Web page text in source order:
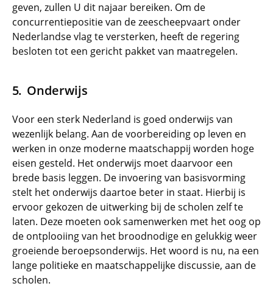
geven, zullen U dit najaar bereiken. Om de
concurrentiepositie van de zeescheepvaart onder
Nederlandse vlag te versterken, heeft de regering
besloten tot een gericht pakket van maatregelen.
Onderwijs
Voor een sterk Nederland is goed onderwijs van
wezenlijk belang. Aan de voorbereiding op leven en
werken in onze moderne maatschappij worden hoge
eisen gesteld. Het onderwijs moet daarvoor een
brede basis leggen. De invoering van basisvorming
stelt het onderwijs daartoe beter in staat. Hierbij is
ervoor gekozen de uitwerking bij de scholen zelf te
laten. Deze moeten ook samenwerken met het oog op
de ontplooiing van het broodnodige en gelukkig weer
groeiende beroepsonderwijs. Het woord is nu, na een
lange politieke en maatschappelijke discussie, aan de
scholen.